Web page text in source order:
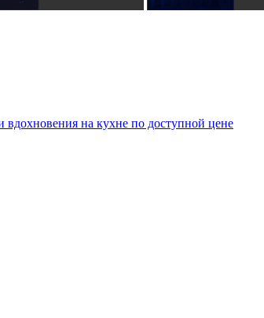
на кухне по доступной цене